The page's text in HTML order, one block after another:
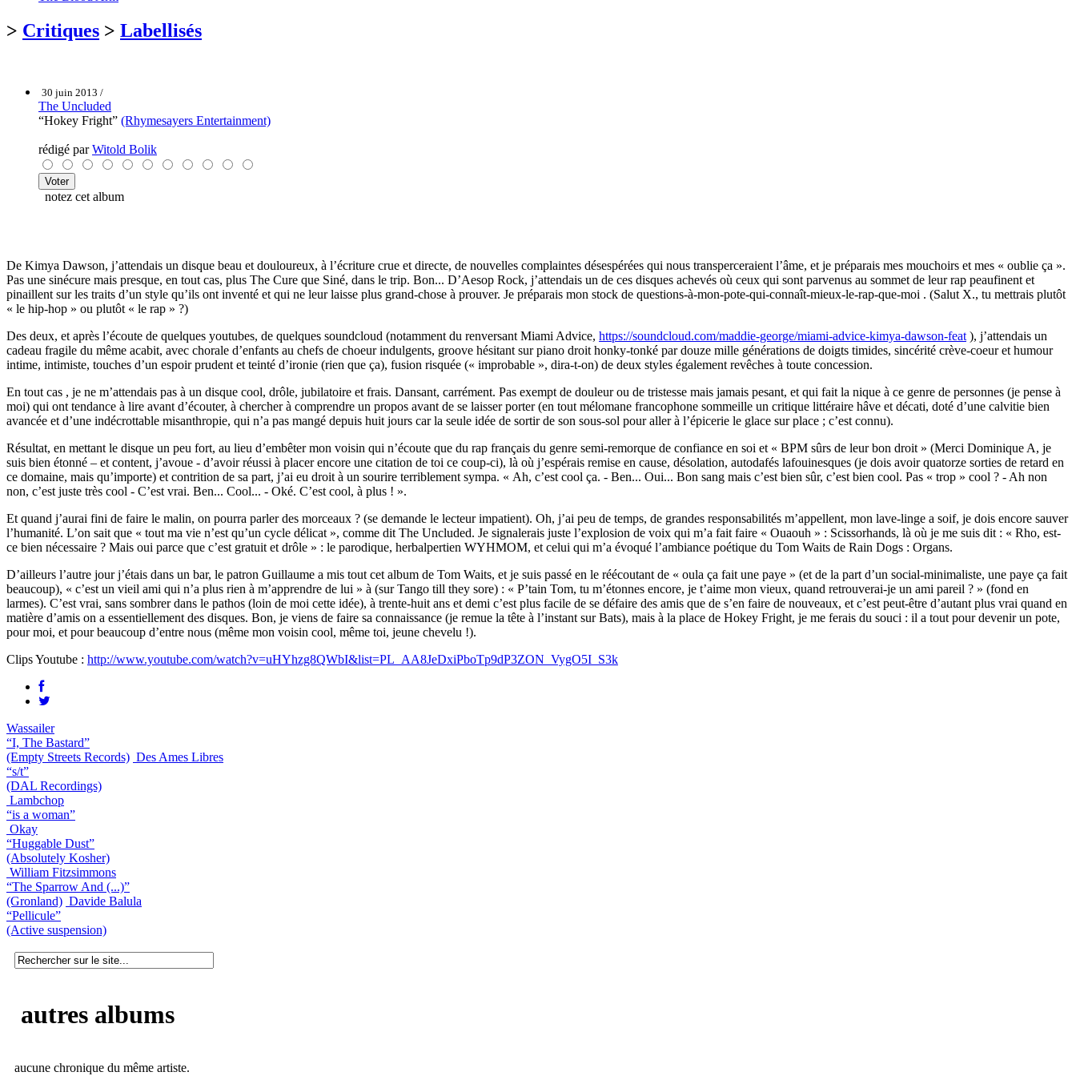
> Critiques > Labellisés
30 juin 2013 /
The Uncluded
“Hokey Fright” (Rhymesayers Entertainment)
rédigé parWitold Bolik
notez cet album
De Kimya Dawson, j’attendais un disque beau et douloureux, à l’écriture crue et directe, de nouvelles complaintes désespérées qui nous transperceraient l’âme, et je préparais mes mouchoirs et mes « oublie ça ».
Pas une sinécure mais presque, en tout cas, plus The Cure que Siné, dans le trip. Bon... D’Aesop Rock, j’attendais un de ces disques achevés où ceux qui sont parvenus au sommet de leur rap peaufinent et
pinaillent sur les traits d’un style qu’ils ont inventé et qui ne leur laisse plus grand-chose à prouver. Je préparais mon stock de questions-à-mon-pote-qui-connaît-mieux-le-rap-que-moi . (Salut X., tu mettrais plutôt
« le hip-hop » ou plutôt « le rap » ?)
Des deux, et après l’écoute de quelques youtubes, de quelques soundcloud (notamment du renversant Miami Advice, https://soundcloud.com/maddie-george/miami-advice-kimya-dawson-feat ), j’attendais un
cadeau fragile du même acabit, avec chorale d’enfants au chefs de choeur indulgents, groove hésitant sur piano droit honky-tonké par douze mille générations de doigts timides, sincérité crève-coeur et humour
intime, intimiste, touches d’un espoir prudent et teinté d’ironie (rien que ça), fusion risquée (« improbable », dira-t-on) de deux styles également revêches à toute concession.
En tout cas , je ne m’attendais pas à un disque cool, drôle, jubilatoire et frais. Dansant, carrément. Pas exempt de douleur ou de tristesse mais jamais pesant, et qui fait la nique à ce genre de personnes (je pense à
moi) qui ont tendance à lire avant d’écouter, à chercher à comprendre un propos avant de se laisser porter (en tout mélomane francophone sommeille un critique littéraire hâve et décati, doté d’une calvitie bien
avancée et d’une indécrottable misanthropie, qui n’a pas mangé depuis huit jours car la seule idée de sortir de son sous-sol pour aller à l’épicerie le glace sur place ; c’est connu).
Résultat, en mettant le disque un peu fort, au lieu d’embêter mon voisin qui n’écoute que du rap français du genre semi-remorque de confiance en soi et « BPM sûrs de leur bon droit » (Merci Dominique A, je
suis bien étonné – et content, j’avoue - d’avoir réussi à placer encore une citation de toi ce coup-ci), là où j’espérais remise en cause, désolation, autodafés lafouinesques (je dois avoir quatorze sorties de retard en
ce domaine, mais qu’importe) et contrition de sa part, j’ai eu droit à un sourire terriblement sympa. « Ah, c’est cool ça. - Ben... Oui... Bon sang mais c’est bien sûr, c’est bien cool. Pas « trop » cool ? - Ah non
non, c’est juste très cool - C’est vrai. Ben... Cool... - Oké. C’est cool, à plus ! ».
Et quand j’aurai fini de faire le malin, on pourra parler des morceaux ? (se demande le lecteur impatient). Oh, j’ai peu de temps, de grandes responsabilités m’appellent, mon lave-linge a soif, je dois encore sauver
l’humanité. L’on sait que « tout ma vie n’est qu’un cycle délicat », comme dit The Uncluded. Je signalerais juste l’explosion de voix qui m’a fait faire « Ouaouh » : Scissorhands, là où je me suis dit : « Rho, est-
ce bien nécessaire ? Mais oui parce que c’est gratuit et drôle » : le parodique, herbalpertien WYHMOM, et celui qui m’a évoqué l’ambiance poétique du Tom Waits de Rain Dogs : Organs.
D’ailleurs l’autre jour j’étais dans un bar, le patron Guillaume a mis tout cet album de Tom Waits, et je suis passé en le réécoutant de « oula ça fait une paye » (et de la part d’un social-minimaliste, une paye ça fait
beaucoup), « c’est un vieil ami qui n’a plus rien à m’apprendre de lui » à (sur Tango till they sore) : « P’tain Tom, tu m’étonnes encore, je t’aime mon vieux, quand retrouverai-je un ami pareil ? » (fond en
larmes). C’est vrai, sans sombrer dans le pathos (loin de moi cette idée), à trente-huit ans et demi c’est plus facile de se défaire des amis que de s’en faire de nouveaux, et c’est peut-être d’autant plus vrai quand en
matière d’amis on a essentiellement des disques. Bon, je viens de faire sa connaissance (je remue la tête à l’instant sur Bats), mais à la place de Hokey Fright, je me ferais du souci : il a tout pour devenir un pote,
pour moi, et pour beaucoup d’entre nous (même mon voisin cool, même toi, jeune chevelu !).
Clips Youtube : http://www.youtube.com/watch?v=uHYhzg8QWbI&list=PL_AA8JeDxiPboTp9dP3ZON_VygO5I_S3k
Wassailer
“I, The Bastard”
(Empty Streets Records) Des Ames Libres
“s/t”
(DAL Recordings)
Lambchop
“is a woman”
Okay
“Huggable Dust”
(Absolutely Kosher)
William Fitzsimmons
“The Sparrow And (...)”
(Gronland) Davide Balula
“Pellicule”
(Active suspension)
autres albums
aucune chronique du même artiste.